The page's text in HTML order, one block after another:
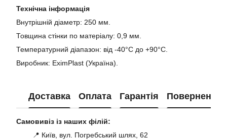
Технічна інформація
Внутрішній діаметр: 250 мм.
Товщина стінки по матеріалу: 0,9 мм.
Температурний діапазон: від -40°C до +90°C.
Виробник: EximPlast (Україна).
Доставка Оплата Гарантія Повернення
Самовивіз із наших філій:
📍 Київ, вул. Погребський шлях, 62